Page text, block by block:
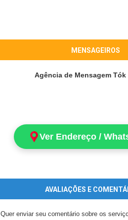
MENSAGEIROS
Agência de Mensagem Tók
Ver Endereço /
AVALIAÇÕES E
Quer enviar seu comentário sobre os